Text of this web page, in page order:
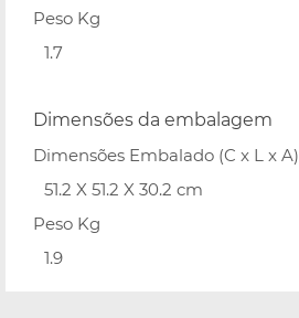
Peso Kg
1.7
Dimensões da embalagem
Dimensões Embalado (C x L x A)
51.2 X 51.2 X 30.2 cm
Peso Kg
1.9